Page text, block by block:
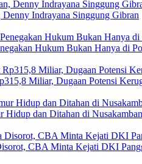
Indrayana Singgung Gibran
Hukum Bukan Hanya di
Miliar, Dugaan Potensi
dan Ditahan di
CBA Minta Kejati DKI